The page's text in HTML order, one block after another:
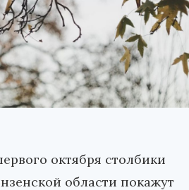
октября столбики
области покажут